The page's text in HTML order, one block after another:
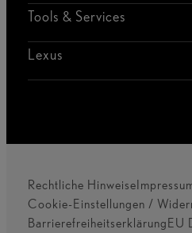
Tools & Services
Lexus
Rechtliche Hinweise
Cookie-Einstellungen /
BarrierefreiheitserklärungEU